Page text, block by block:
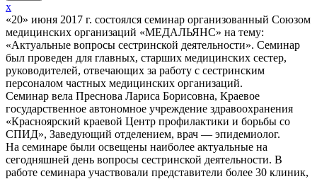
x
«20» июня 2017 г. состоялся семинар организованный Союзом
медицинских организаций «МЕДАЛЬЯНС» на тему:
«Актуальные вопросы сестринской деятельности». Семинар
был проведен для главных, старших медицинских сестер,
руководителей, отвечающих за работу с сестринским
персоналом частных медицинских организаций.
Семинар вела Преснова Лариса Борисовна, Краевое
государственное автономное учреждение здравоохранения
«Красноярский краевой Центр профилактики и борьбы со
СПИД», Заведующий отделением, врач — эпидемиолог.
На семинаре были освещены наиболее актуальные на
сегодняшней день вопросы сестринской деятельности. В
работе семинара участвовали представители более 30 клиник,